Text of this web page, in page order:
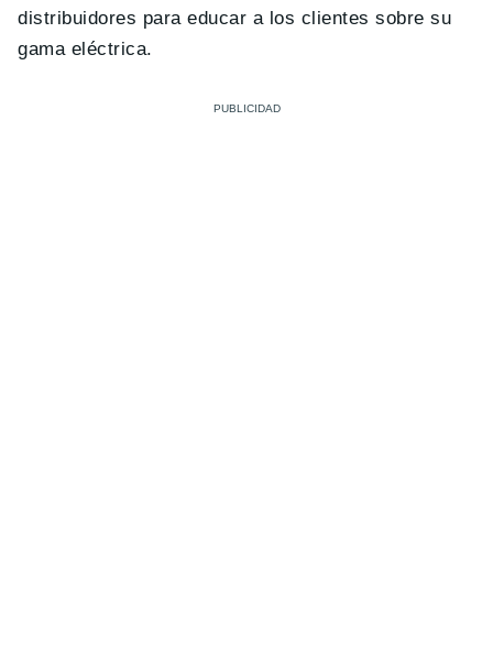
distribuidores para educar a los clientes sobre su
gama eléctrica.